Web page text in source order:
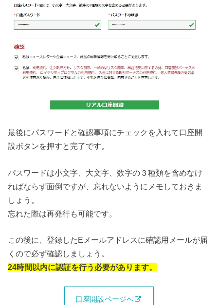
最後にパスワードと確認事項にチェックを入れて口座開
設ボタンを押すと完了です。
パスワードは小文字、大文字、数字の３種類を含めなけ
ればならず面倒ですが、忘れないようにメモしておきま
しょう。
忘れた際は再発行も可能です。
この後に、登録したEメールアドレスに確認用メールが届
くので必ず確認しましょう。
24時間以内に認証を行う必要があります。
口座開設ページへ